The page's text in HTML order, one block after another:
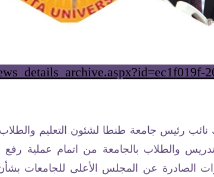
نائب رئيس جامعة طنطا لشئون التعليم
والطلاب بالجامعة من اتمام عملية رفع
الصادرة عن المجلس الأعلى للجامعات